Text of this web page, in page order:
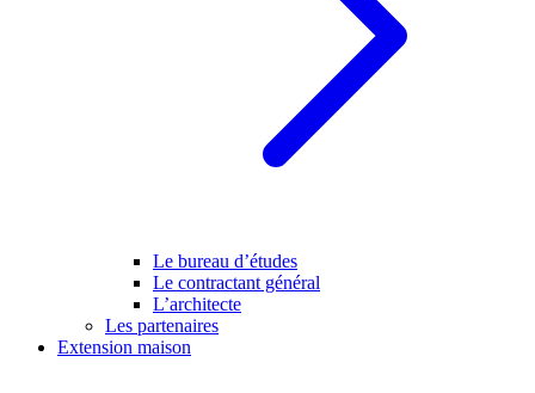
Le bureau d’études
Le contractant général
L’architecte
Les partenaires
Extension maison